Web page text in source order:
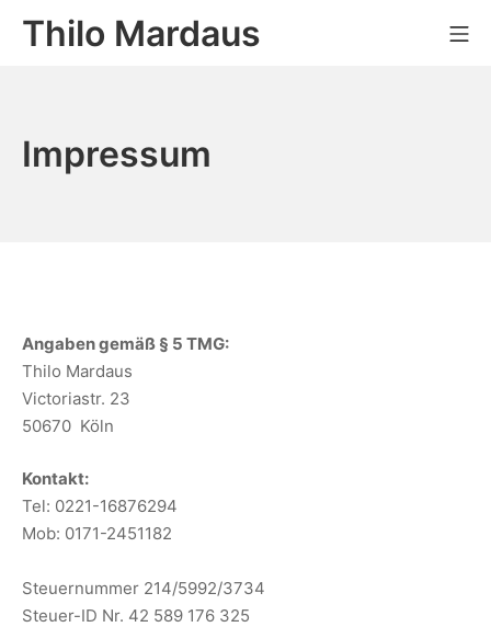
Thilo Mardaus
Impressum
Angaben gemäß § 5 TMG:
Thilo Mardaus
Victoriastr. 23
50670 Köln
Kontakt:
Tel: 0221-16876294
Mob: 0171-2451182
Steuernummer 214/5992/3734
Steuer-ID Nr. 42 589 176 325